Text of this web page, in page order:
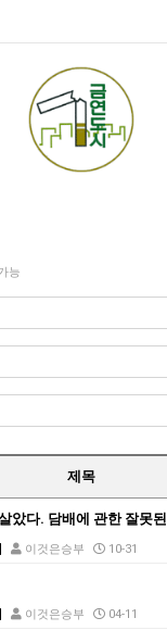
능
제목
다. 담배에 관한 잘못된 상식
이것은승부 10-31
이것은승부 04-11